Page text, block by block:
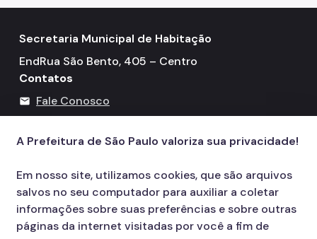
Secretaria Municipal de Habitação
EndRua São Bento, 405 – Centro
Contatos
mail Fale Conosco
Telefone: 3322-4500
A Prefeitura de São Paulo valoriza sua privacidade!
Em nosso site, utilizamos cookies, que são arquivos
salvos no seu computador para auxiliar a coletar
informações sobre suas preferências e sobre outras
páginas da internet visitadas por você a fim de